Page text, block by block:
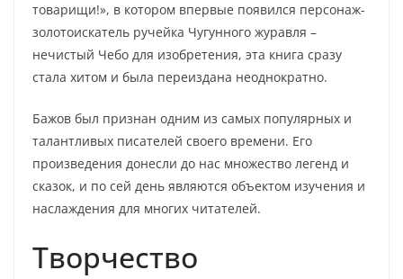
товарищи!», в котором впервые появился персонаж-
золотоискатель ручейка Чугунного журавля –
нечистый Чебо для изобретения, эта книга сразу
стала хитом и была переиздана неоднократно.
Бажов был признан одним из самых популярных и
талантливых писателей своего времени. Его
произведения донесли до нас множество легенд и
сказок, и по сей день являются объектом изучения и
наслаждения для многих читателей.
Творчество